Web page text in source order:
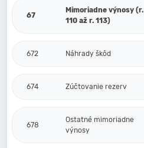
67
Mimoriadne výnosy (r.
110 až r. 113)
672 Náhrady škôd
674 Zúčtovanie rezerv
678
Ostatné mimoriadne
výnosy